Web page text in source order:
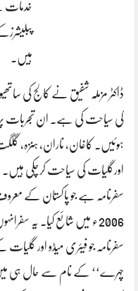
خدمات
ہیں۔
ڈاکٹر مزملّہ شفیق نے کالج کی
کی سیاحت کی ہے۔ ان تجربات پر
ہوئیں۔ کاغان، ناران، ہنزہ،
اورگلیات کی سیاحت کرچکی ہیں۔
سفرنامہ ہے جو پاکستان کے
سفرنامہ جو فیئری میڈو اور
چہرے‘‘ کے نام سے حال ہی